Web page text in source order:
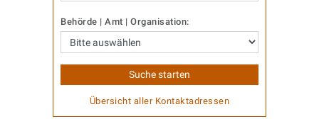
Behörde | Amt | Organisation:
Übersicht aller Kontaktadressen